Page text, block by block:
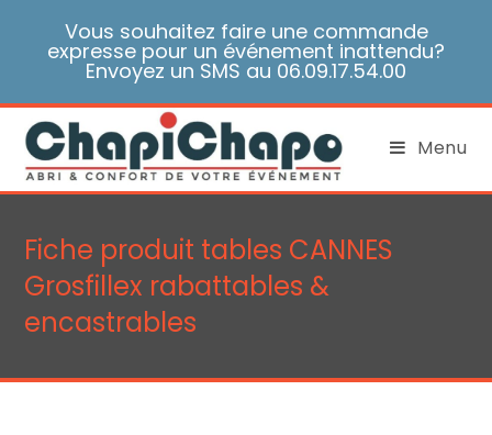
Vous souhaitez faire une commande
expresse pour un événement inattendu?
Envoyez un SMS au 06.09.17.54.00
Menu
Fiche produit tables CANNES
Grosfillex rabattables &
encastrables